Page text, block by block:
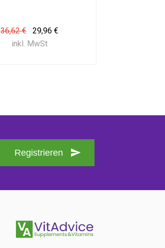
36,62 €
29,96 €
inkl. MwSt
Registrieren